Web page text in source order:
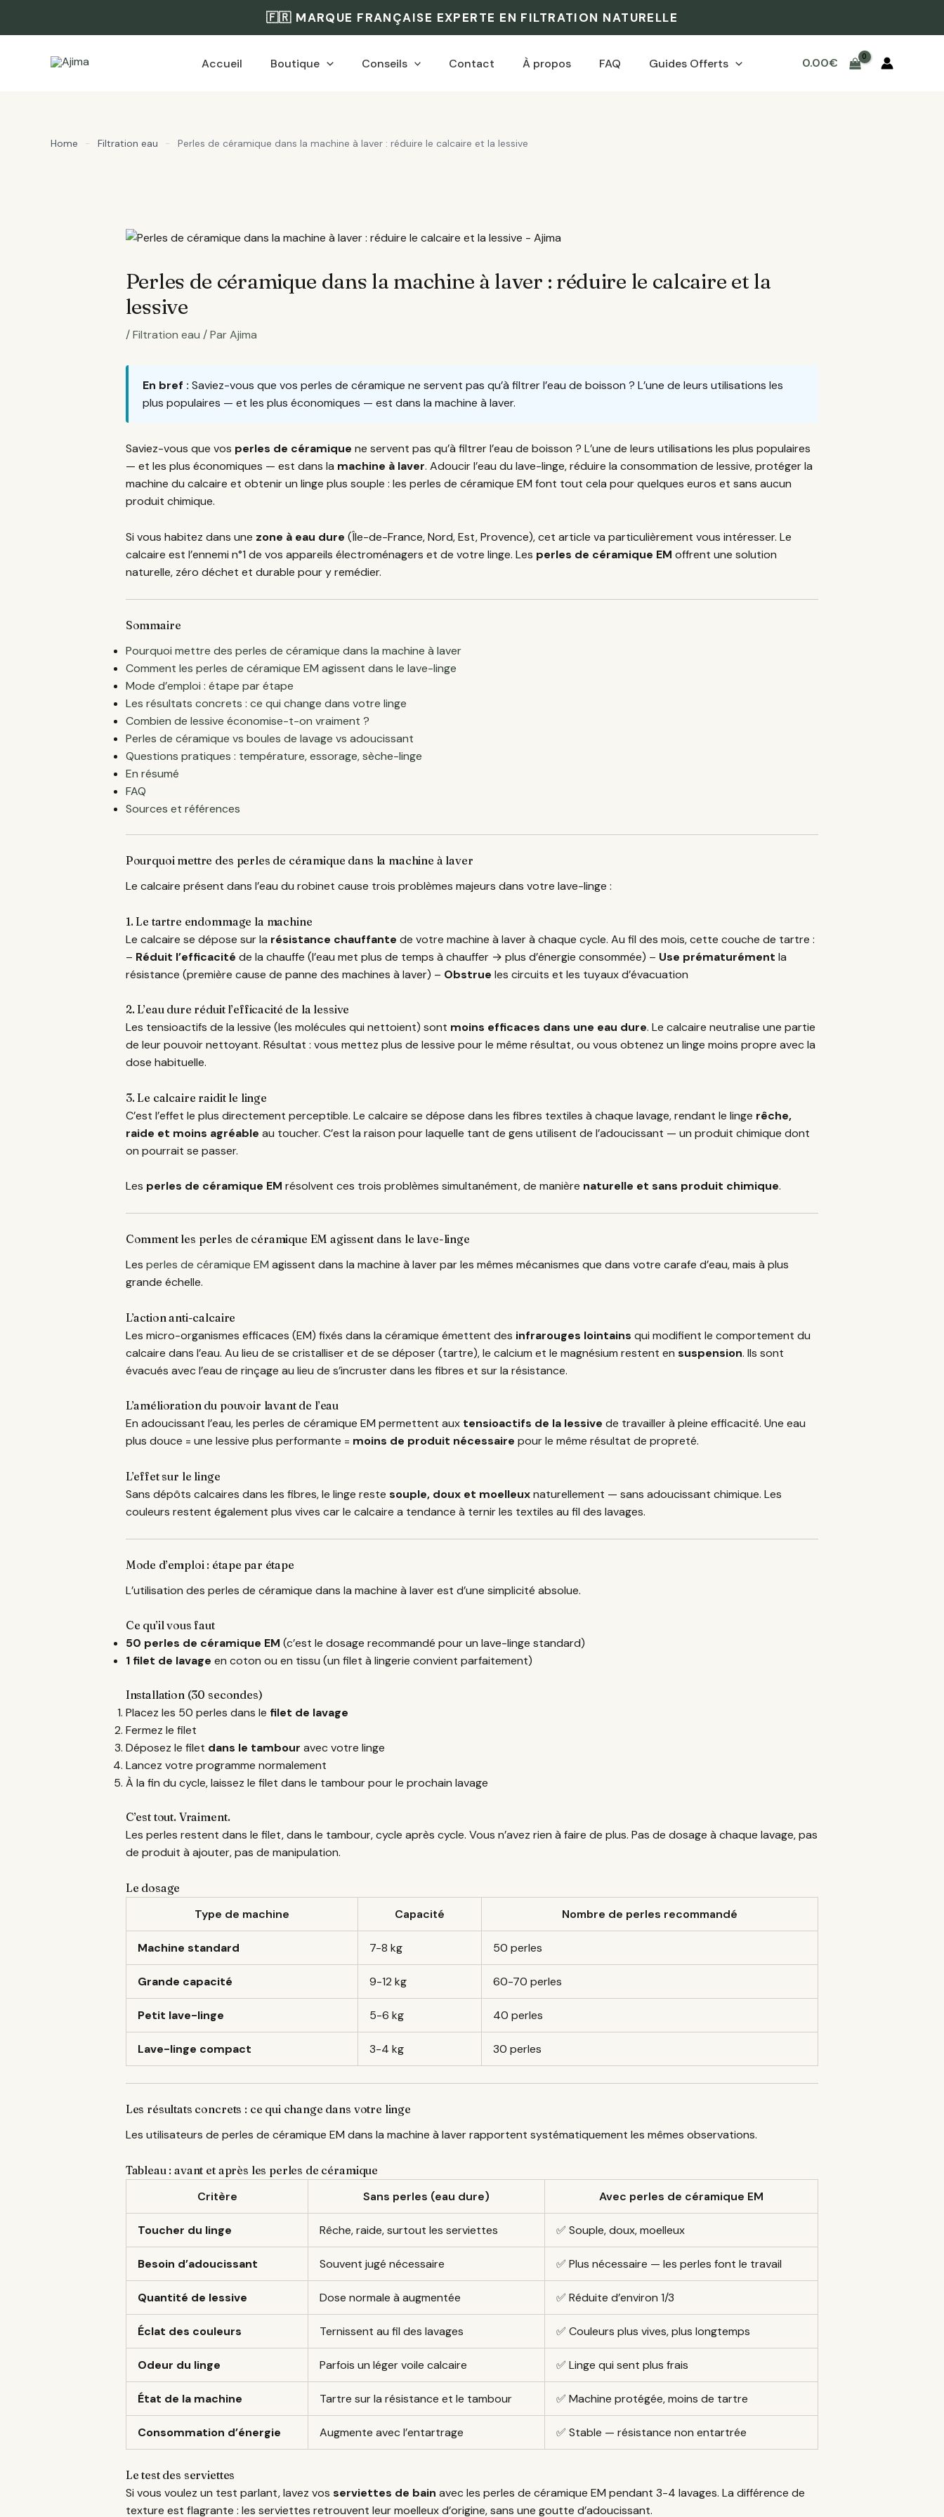
🇫🇷 MARQUE FRANÇAISE EXPERTE EN FILTRATION NATURELLE
Accueil Boutique Conseils Contact À propos FAQ Guides Offerts 0.00€
Home - Filtration eau - Perles de céramique dans la machine à laver : réduire le calcaire et la lessive
Perles de céramique dans la machine à laver : réduire le calcaire et la
lessive
/Filtration eau / ParAjima
En bref : Saviez-vous que vos perles de céramique ne servent pas qu’à filtrer l’eau de boisson ? L’une de leurs utilisations les
plus populaires — et les plus économiques — est dans la machine à laver.
Saviez-vous que vos perles de céramique ne servent pas qu’à filtrer l’eau de boisson ? L’une de leurs utilisations les plus populaires
— et les plus économiques — est dans la machine à laver. Adoucir l’eau du lave-linge, réduire la consommation de lessive, protéger la
machine du calcaire et obtenir un linge plus souple : les perles de céramique EM font tout cela pour quelques euros et sans aucun
produit chimique.
Si vous habitez dans une zone à eau dure (Île-de-France, Nord, Est, Provence), cet article va particulièrement vous intéresser. Le
calcaire est l’ennemi n°1 de vos appareils électroménagers et de votre linge. Les perles de céramique EM offrent une solution
naturelle, zéro déchet et durable pour y remédier.
Sommaire
Pourquoi mettre des perles de céramique dans la machine à laver
Comment les perles de céramique EM agissent dans le lave-linge
Mode d’emploi : étape par étape
Les résultats concrets : ce qui change dans votre linge
Combien de lessive économise-t-on vraiment ?
Perles de céramique vs boules de lavage vs adoucissant
Questions pratiques : température, essorage, sèche-linge
En résumé
FAQ
Sources et références
Pourquoi mettre des perles de céramique dans la machine à laver
Le calcaire présent dans l’eau du robinet cause trois problèmes majeurs dans votre lave-linge :
1. Le tartre endommage la machine
Le calcaire se dépose sur la résistance chauffante de votre machine à laver à chaque cycle. Au fil des mois, cette couche de tartre :
– Réduit l’efficacité de la chauffe (l’eau met plus de temps à chauffer → plus d’énergie consommée) – Use prématurément la
résistance (première cause de panne des machines à laver) – Obstrue les circuits et les tuyaux d’évacuation
2. L’eau dure réduit l’efficacité de la lessive
Les tensioactifs de la lessive (les molécules qui nettoient) sont moins efficaces dans une eau dure. Le calcaire neutralise une partie
de leur pouvoir nettoyant. Résultat : vous mettez plus de lessive pour le même résultat, ou vous obtenez un linge moins propre avec la
dose habituelle.
3. Le calcaire raidit le linge
C’est l’effet le plus directement perceptible. Le calcaire se dépose dans les fibres textiles à chaque lavage, rendant le linge rêche,
raide et moins agréable au toucher. C’est la raison pour laquelle tant de gens utilisent de l’adoucissant — un produit chimique dont
on pourrait se passer.
Les perles de céramique EM résolvent ces trois problèmes simultanément, de manière naturelle et sans produit chimique.
Comment les perles de céramique EM agissent dans le lave-linge
Les perles de céramique EM agissent dans la machine à laver par les mêmes mécanismes que dans votre carafe d’eau, mais à plus
grande échelle.
L’action anti-calcaire
Les micro-organismes efficaces (EM) fixés dans la céramique émettent des infrarouges lointains qui modifient le comportement du
calcaire dans l’eau. Au lieu de se cristalliser et de se déposer (tartre), le calcium et le magnésium restent en suspension. Ils sont
évacués avec l’eau de rinçage au lieu de s’incruster dans les fibres et sur la résistance.
L’amélioration du pouvoir lavant de l’eau
En adoucissant l’eau, les perles de céramique EM permettent aux tensioactifs de la lessive de travailler à pleine efficacité. Une eau
plus douce = une lessive plus performante = moins de produit nécessaire pour le même résultat de propreté.
L’effet sur le linge
Sans dépôts calcaires dans les fibres, le linge reste souple, doux et moelleuxnaturellement — sans adoucissant chimique. Les
couleurs restent également plus vives car le calcaire a tendance à ternir les textiles au fil des lavages.
Mode d’emploi : étape par étape
L’utilisation des perles de céramique dans la machine à laver est d’une simplicité absolue.
Ce qu’il vous faut
50 perles de céramique EM (c’est le dosage recommandé pour un lave-linge standard)
1 filet de lavage en coton ou en tissu (un filet à lingerie convient parfaitement)
Installation (30 secondes)
Placez les 50 perles dans le filet de lavage
Fermez le filet
Déposez le filet dans le tambour avec votre linge
Lancez votre programme normalement
À la fin du cycle, laissez le filet dans le tambour pour le prochain lavage
C’est tout. Vraiment.
Les perles restent dans le filet, dans le tambour, cycle après cycle. Vous n’avez rien à faire de plus. Pas de dosage à chaque lavage, pas
de produit à ajouter, pas de manipulation.
Le dosage
Type de machine Capacité Nombre de perles recommandé
Machine standard 7-8 kg 50 perles
Grande capacité 9-12 kg 60-70 perles
Petit lave-linge 5-6 kg 40 perles
Lave-linge compact 3-4 kg 30 perles
Les résultats concrets : ce qui change dans votre linge
Les utilisateurs de perles de céramique EM dans la machine à laver rapportent systématiquement les mêmes observations.
Tableau : avant et après les perles de céramique
Critère Sans perles (eau dure) Avec perles de céramique EM
Toucher du linge Rêche, raide, surtout les serviettes ✅ Souple, doux, moelleux
Besoin d’adoucissant Souvent jugé nécessaire ✅ Plus nécessaire — les perles font le travail
Quantité de lessive Dose normale à augmentée ✅ Réduite d’environ 1/3
Éclat des couleurs Ternissent au fil des lavages ✅ Couleurs plus vives, plus longtemps
Odeur du linge Parfois un léger voile calcaire ✅ Linge qui sent plus frais
État de la machine Tartre sur la résistance et le tambour ✅ Machine protégée, moins de tartre
Consommation d’énergie Augmente avec l’entartrage ✅ Stable — résistance non entartrée
Le test des serviettes
Si vous voulez un test parlant, lavez vos serviettes de bain avec les perles de céramique EM pendant 3-4 lavages. La différence de
texture est flagrante : les serviettes retrouvent leur moelleux d’origine, sans une goutte d’adoucissant.